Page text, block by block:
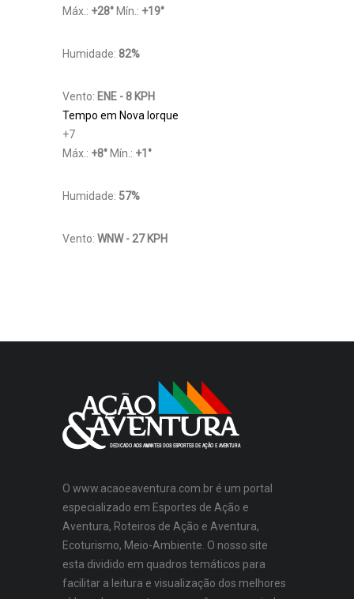
Máx.: +28° Mín.: +19°
Humidade: 82%
Vento: ENE - 8 KPH
Tempo em Nova Iorque
+7
Máx.: +8° Mín.: +1 °
Humidade: 57%
Vento: WNW - 27 KPH
O www.acaoeaventura.com.br é um portal
especializado em Esportes de Ação e
Aventura, Roteiros de Ação e Aventura,
Ecoturismo, Meio-Ambiente. O nosso site
esta dividido em quadros temáticos para
facilitar a leitura e visualização dos melhores